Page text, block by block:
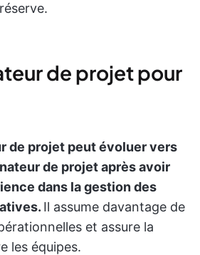
de projet pour
de projet peut évoluer vers
de projet après avoir
dans la gestion des
Il assume davantage de
et assure la
les équipes.